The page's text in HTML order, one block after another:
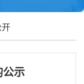
开
公示